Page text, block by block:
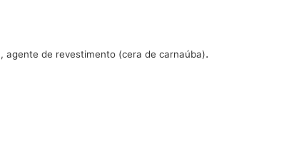
agente de revestimento (cera de carnaúba).